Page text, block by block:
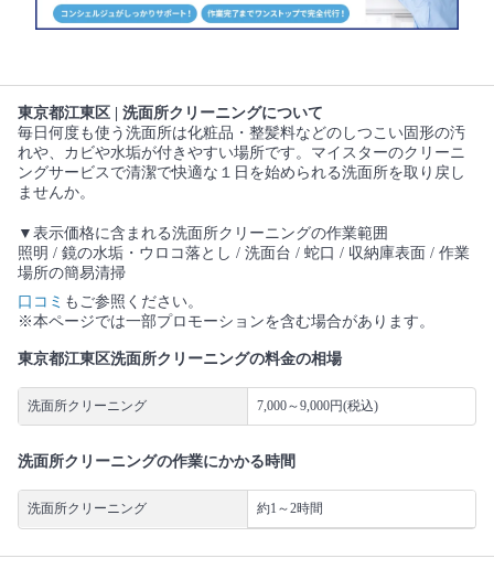
東京都江東区 | 洗面所クリーニングについて
毎日何度も使う洗面所は化粧品・整髪料などのしつこい固形の汚
れや、カビや水垢が付きやすい場所です。マイスターのクリーニ
ングサービスで清潔で快適な１日を始められる洗面所を取り戻し
ませんか。
▼表示価格に含まれる洗面所クリーニングの作業範囲
照明 / 鏡の水垢・ウロコ落とし / 洗面台 / 蛇口 / 収納庫表面 / 作業
場所の簡易清掃
口コミ もご参照ください。
※本ページでは一部プロモーションを含む場合があります。
東京都江東区洗面所クリーニングの料金の相場
洗面所クリーニング 7,000～9,000円(税込)
洗面所クリーニングの作業にかかる時間
洗面所クリーニング 約1～2時間